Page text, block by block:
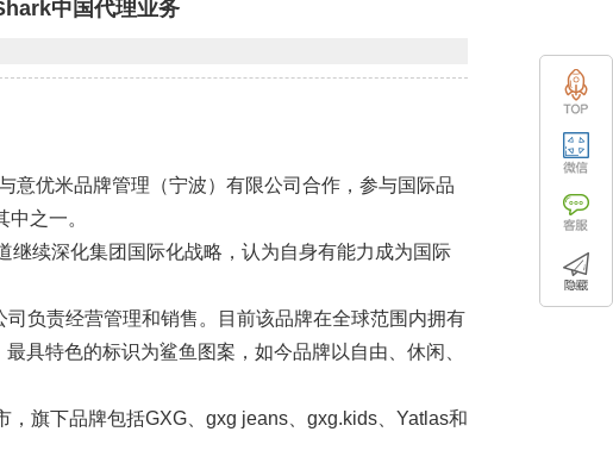
中国代理业务
意优米品牌管理（宁波）有限公司合作，参与国际品
之一。
继续深化集团国际化战略，认为自身有能力成为国际
负责经营管理和销售。目前该品牌在全球范围内拥有
具特色的标识为鲨鱼图案，如今品牌以自由、休闲、
旗下品牌包括GXG、gxg jeans、gxg.kids、Yatlas和